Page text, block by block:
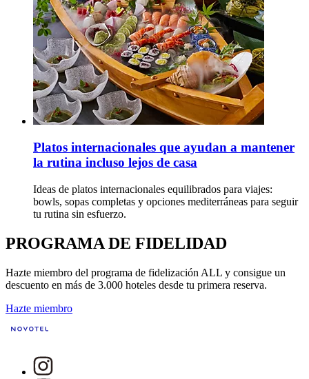
Platos internacionales que ayudan a mantener
la rutina incluso lejos de casa
Ideas de platos internacionales equilibrados para viajes:
bowls, sopas completas y opciones mediterráneas para seguir
tu rutina sin esfuerzo.
PROGRAMA DE FIDELIDAD
Hazte miembro del programa de fidelización ALL y consigue un
descuento en más de 3.000 hoteles desde tu primera reserva.
Hazte miembro